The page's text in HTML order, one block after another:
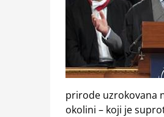
prirode uzrokovana
okolini – koji je